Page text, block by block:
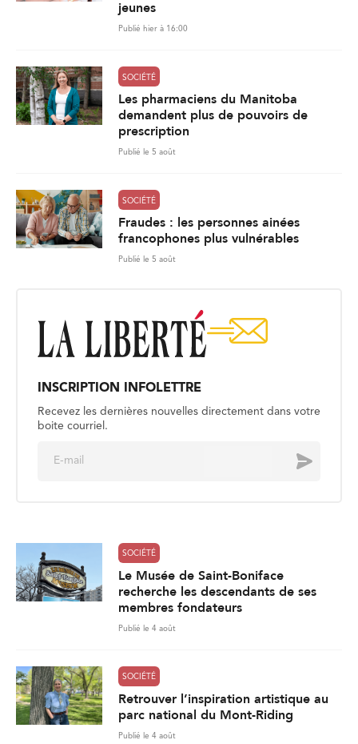
jeunes
Publié hier à 16:00
SOCIÉTÉ
Les pharmaciens du Manitoba
demandent plus de pouvoirs de
prescription
Publié le 5 août
SOCIÉTÉ
Fraudes : les personnes ainées
francophones plus vulnérables
Publié le 5 août
INSCRIPTION INFOLETTRE
Recevez les dernières nouvelles directement dans votre
boite courriel.
Envoyer
SOCIÉTÉ
Le Musée de Saint-Boniface
recherche les descendants de ses
membres fondateurs
Publié le 4 août
SOCIÉTÉ
Retrouver l’inspiration artistique au
parc national du Mont-Riding
Publié le 4 août